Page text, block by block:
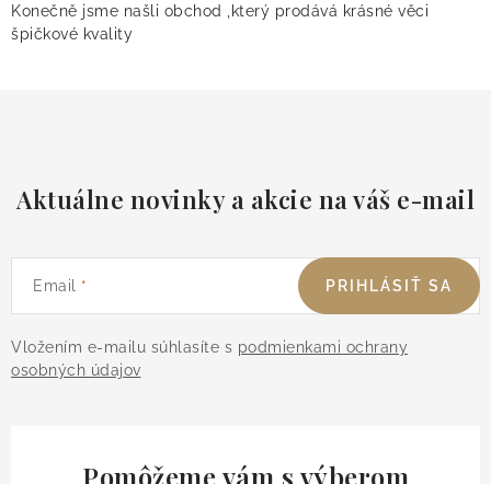
Konečně jsme našli obchod ,který prodává krásné věci
špičkové kvality
Aktuálne novinky a akcie na váš e-mail
Email
Vložením e-mailu súhlasíte s podmienkami ochrany
osobných údajov
PRIHLÁSIŤ SA
Pomôžeme vám s výberom